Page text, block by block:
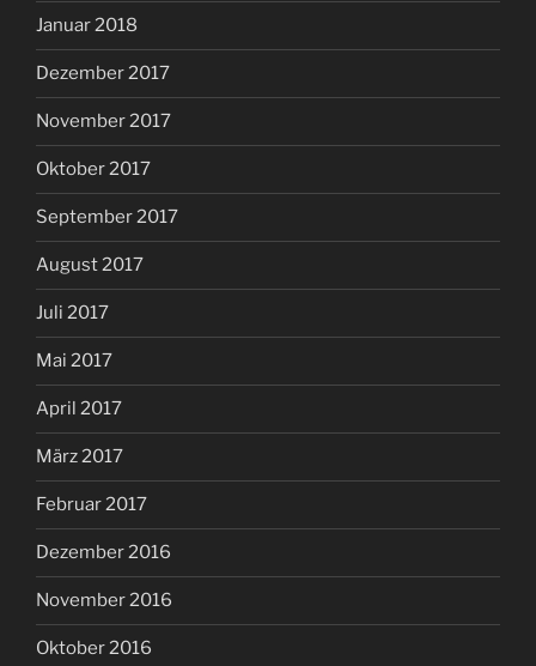
Januar 2018
Dezember 2017
November 2017
Oktober 2017
September 2017
August 2017
Juli 2017
Mai 2017
April 2017
März 2017
Februar 2017
Dezember 2016
November 2016
Oktober 2016